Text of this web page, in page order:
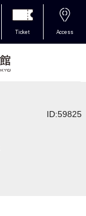
Ticket Access
ID:59825